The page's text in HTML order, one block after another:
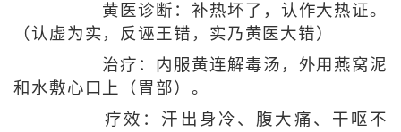
黄医诊断：补热坏了，认作大热证。
（认虚为实，反诬王错，实乃黄医大错）
治疗：内服黄连解毒汤，外用燕窝泥
和水敷心口上（胃部）。
疗效：汗出身冷、腹大痛、干呕不